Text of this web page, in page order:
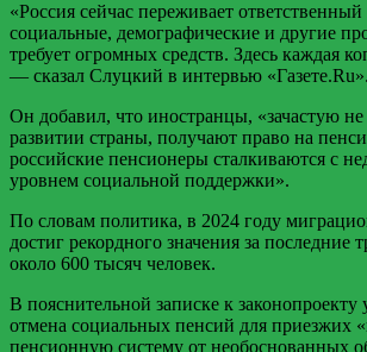
«Россия сейчас переживает
социальные, демографические и другие
требует огромных средств. Здесь каждая
— сказал Слуцкий в интервью «Газете.Ru».
Он добавил, что иностранцы, «зачастую
развитии страны, получают право на
российские пенсионеры сталкиваются с
уровнем социальной поддержки».
По словам политика, в 2024 году
достиг рекордного значения за последние
около 600 тысяч человек.
В пояснительной записке к законопроекту
отмена социальных пенсий для приезжих
пенсионную систему от необоснованных